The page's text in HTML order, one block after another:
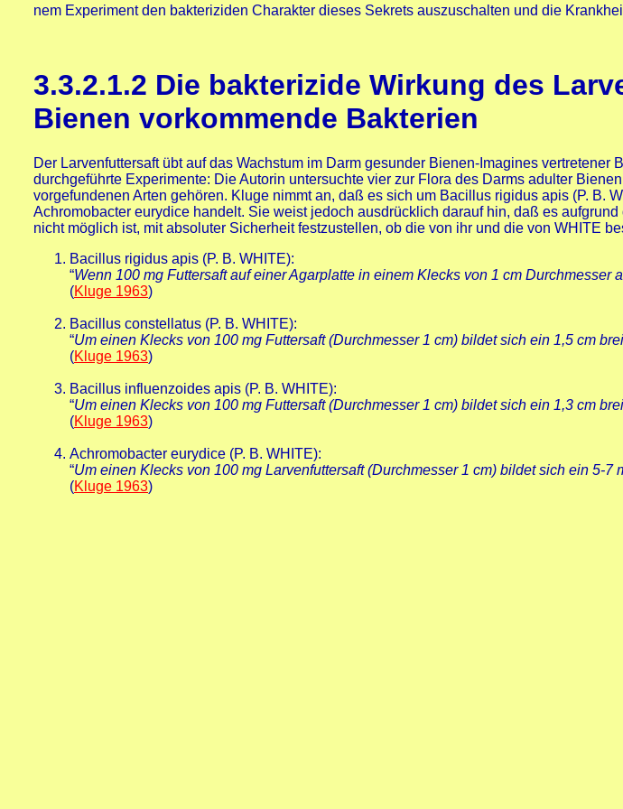
nem Experiment den bakteriziden Charakter dieses Sekrets auszuschalten und die
3.3.2.1.2 Die bakterizide Wirkung des
Bienen vorkommende Bakterien
Der Larvenfuttersaft übt auf das Wachstum im Darm gesunder Bienen-Imagines
durchgeführte Experimente: Die Autorin untersuchte vier zur Flora des Darms adulter
vorgefundenen Arten gehören. Kluge nimmt an, daß es sich um Bacillus rigidus apis (P. B.
Achromobacter eurydice handelt. Sie weist jedoch ausdrücklich darauf hin, daß es
nicht möglich ist, mit absoluter Sicherheit festzustellen, ob die von ihr und die von WHITE
Bacillus rigidus apis (P. B. WHITE):
“Wenn 100 mg Futtersaft auf einer Agarplatte in einem Klecks von 1 cm
(Kluge 1963)
Bacillus constellatus (P. B. WHITE):
“Um einen Klecks von 100 mg Futtersaft (Durchmesser 1 cm) bildet sich ein 1,5 cm
(Kluge 1963)
Bacillus influenzoides apis (P. B. WHITE):
“Um einen Klecks von 100 mg Futtersaft (Durchmesser 1 cm) bildet sich ein 1,3 cm
(Kluge 1963)
Achromobacter eurydice (P. B. WHITE):
“Um einen Klecks von 100 mg Larvenfuttersaft (Durchmesser 1 cm) bildet sich ein 5-7
(Kluge 1963)